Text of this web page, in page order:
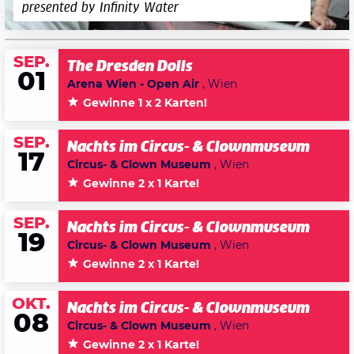
presented by Infinity Water
SEP.
01
The Dresden Dolls
Arena Wien - Open Air , Wien
Gewinne 1 x 2 Karten!
SEP.
17
Nachts im Circus- & Clownmuseum
Circus- & Clown Museum , Wien
Gewinne 2 x 1 Karte!
SEP.
19
Nachts im Circus- & Clownmuseum
Circus- & Clown Museum , Wien
Gewinne 2 x 1 Karte!
OKT.
08
Nachts im Circus- & Clownmuseum
Circus- & Clown Museum , Wien
Gewinne 2 x 1 Karte!